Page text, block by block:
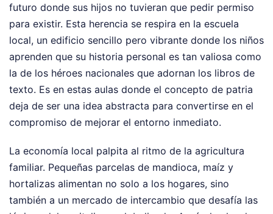
futuro donde sus hijos no tuvieran que pedir permiso
para existir. Esta herencia se respira en la escuela
local, un edificio sencillo pero vibrante donde los niños
aprenden que su historia personal es tan valiosa como
la de los héroes nacionales que adornan los libros de
texto. Es en estas aulas donde el concepto de patria
deja de ser una idea abstracta para convertirse en el
compromiso de mejorar el entorno inmediato.
La economía local palpita al ritmo de la agricultura
familiar. Pequeñas parcelas de mandioca, maíz y
hortalizas alimentan no solo a los hogares, sino
también a un mercado de intercambio que desafía las